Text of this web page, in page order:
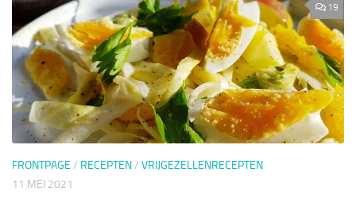
19
FRONTPAGE / RECEPTEN/ VRIJGEZELLENRECEPTEN
11 MEI 2021